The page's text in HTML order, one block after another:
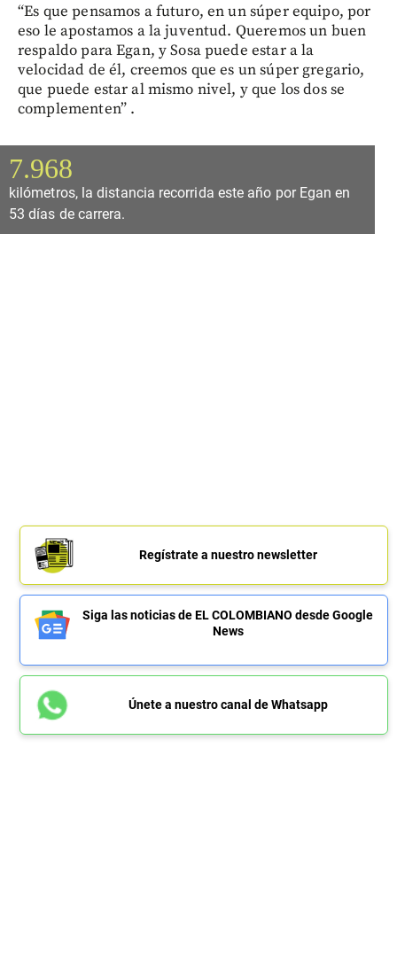
“Es que pensamos a futuro, en un súper equipo, por
eso le apostamos a la juventud. Queremos un buen
respaldo para Egan, y Sosa puede estar a la
velocidad de él, creemos que es un súper gregario,
que puede estar al mismo nivel, y que los dos se
complementen” .
7.968
kilómetros, la distancia recorrida este año por Egan en
53 días de carrera.
Regístrate a nuestro newsletter
Siga las noticias de EL COLOMBIANO desde Google
News
Únete a nuestro canal de Whatsapp